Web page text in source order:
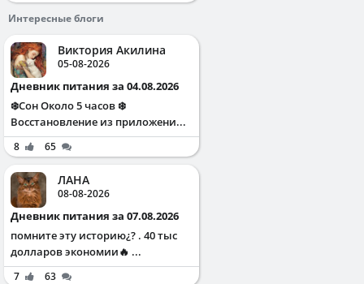
Интересные блоги
Виктория Акилина
05-08-2026
Дневник питания за 04.08.2026
❄️Сон Около 5 часов ❄️
Восстановление из приложени...
8 65
ЛАНА
08-08-2026
Дневник питания за 07.08.2026
помните эту историю¿? . 40 тыс
долларов экономии🔥 ...
7 63